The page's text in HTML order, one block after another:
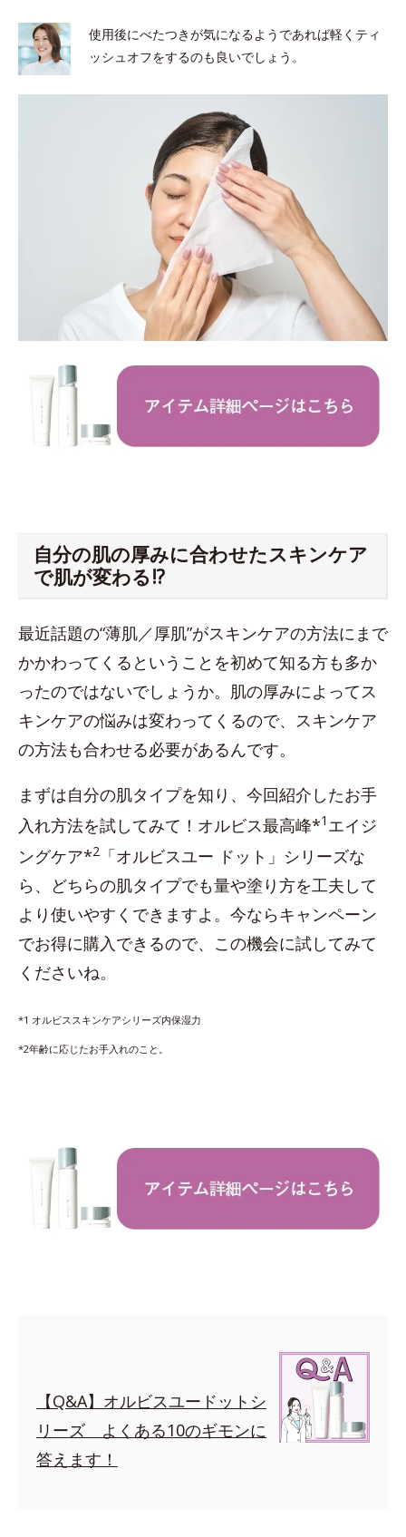
使用後にべたつきが気になるようであれば軽くティ
ッシュオフをするのも良いでしょう。
自分の肌の厚みに合わせたスキンケア
で肌が変わる!?
最近話題の“薄肌／厚肌”がスキンケアの方法にまで
かかわってくるということを初めて知る方も多か
ったのではないでしょうか。肌の厚みによってス
キンケアの悩みは変わってくるので、スキンケア
の方法も合わせる必要があるんです。
まずは自分の肌タイプを知り、今回紹介したお手
入れ方法を試してみて！オルビス最高峰*1 エイジ
ングケア*2 「オルビスユー ドット」シリーズな
ら、どちらの肌タイプでも量や塗り方を工夫して
より使いやすくできますよ。今ならキャンペーン
でお得に購入できるので、この機会に試してみて
くださいね。
*1 オルビススキンケアシリーズ内保湿力
*2年齢に応じたお手入れのこと。
【Q&A】オルビスユードットシ
リーズ よくある10のギモンに
答えます！